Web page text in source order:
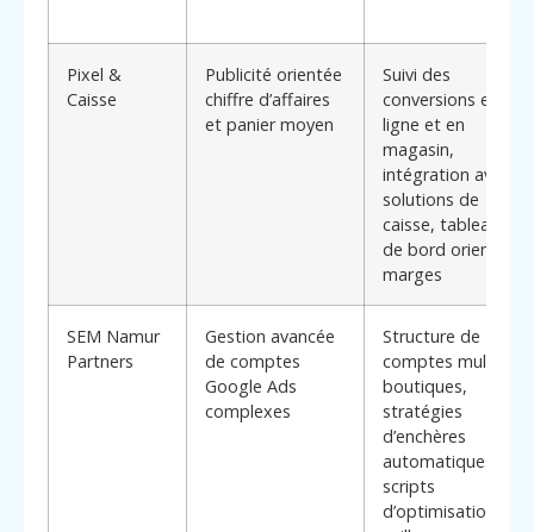
Pixel &
Caisse
Publicité orientée
chiffre d’affaires
et panier moyen
Suivi des
conversions en
ligne et en
magasin,
intégration avec
solutions de
caisse, tableaux
de bord orientés
marges
SEM Namur
Partners
Gestion avancée
de comptes
Google Ads
complexes
Structure de
comptes multi-
boutiques,
stratégies
d’enchères
automatiques,
scripts
d’optimisation et